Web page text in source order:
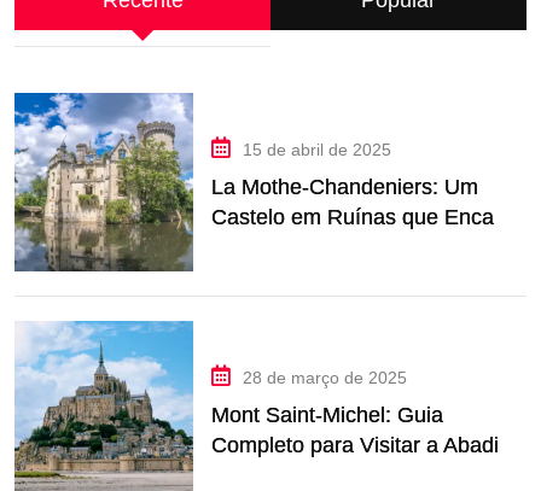
15 de abril de 2025
La Mothe-Chandeniers: Um
Castelo em Ruínas que Encanta
28 de março de 2025
Mont Saint-Michel: Guia
Completo para Visitar a Abadia